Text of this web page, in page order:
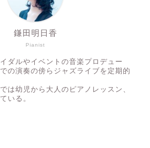
Pianist
鎌田明日香
ダルやイベントの音楽プロデュー
の演奏の傍らジャズライブを定期的
は幼児から大人のピアノレッスン、
いる。